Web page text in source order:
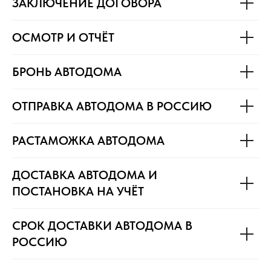
ЗАКЛЮЧЕНИЕ ДОГОВОРА
ОСМОТР И ОТЧЁТ
БРОНЬ АВТОДОМА
ОТПРАВКА АВТОДОМА В РОССИЮ
РАСТАМОЖКА АВТОДОМА
ДОСТАВКА АВТОДОМА И
ПОСТАНОВКА НА УЧЁТ
СРОК ДОСТАВКИ АВТОДОМА В
РОССИЮ